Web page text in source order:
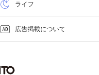
ライフ
広告掲載について